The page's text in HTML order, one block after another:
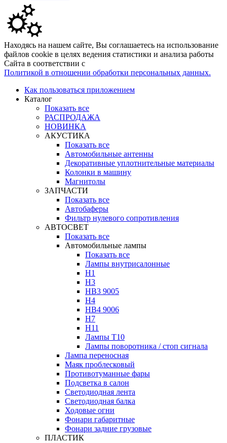
Находясь на нашем сайте, Вы соглашаетесь на использование
файлов cookie в целях ведения статистики и анализа работы
Сайта в соответствии с
Политикой в отношении обработки персональных данных.
Как пользоваться приложением
Каталог
Показать все
РАСПРОДАЖА
НОВИНКА
АКУСТИКА
Показать все
Автомобильные антенны
Декоративные уплотнительные материалы
Колонки в машину
Магнитолы
ЗАПЧАСТИ
Показать все
Автобаферы
Фильтр нулевого сопротивления
АВТОСВЕТ
Показать все
Автомобильные лампы
Показать все
Лампы внутрисалонные
H1
H3
HB3 9005
H4
HB4 9006
H7
H11
Лампы Т10
Лампы поворотника / стоп сигнала
Лампа переносная
Маяк проблесковый
Противотуманные фары
Подсветка в салон
Светодиодная лента
Светодиодная балка
Ходовые огни
Фонари габаритные
Фонари задние грузовые
ПЛАСТИК